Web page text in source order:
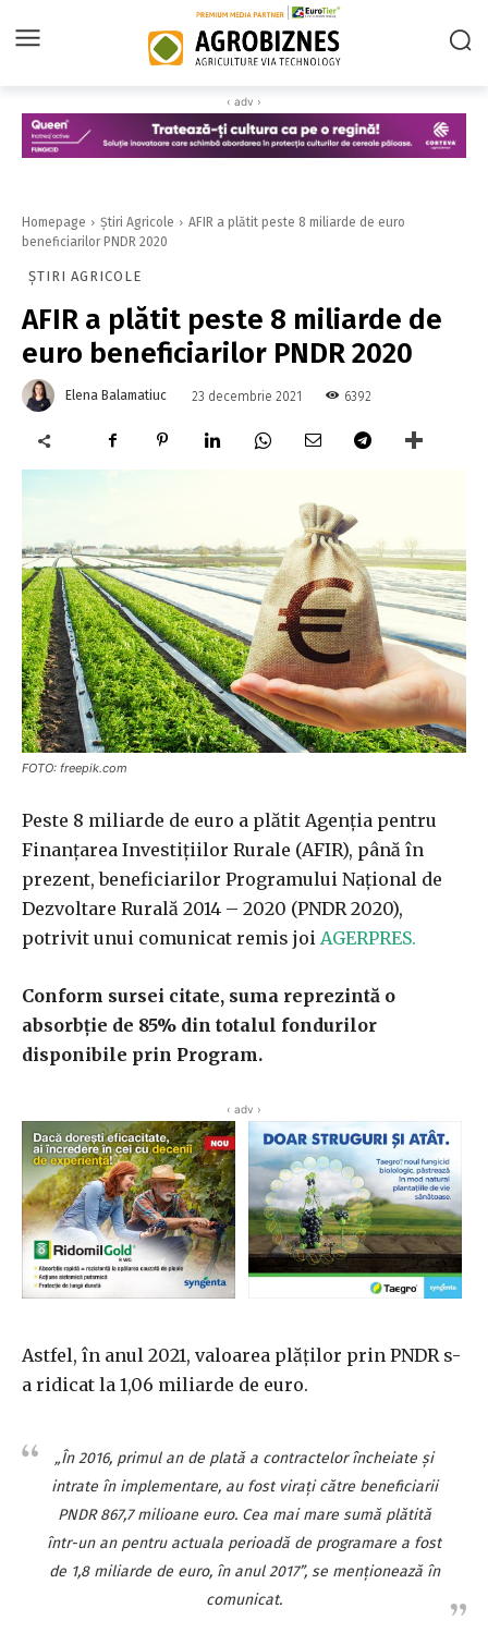
‹ adv ›
Homepage Știri Agricole
AFIR a plătit peste 8 miliarde de euro
beneficiarilor PNDR 2020
ȘTIRI AGRICOLE
AFIR a plătit peste 8 miliarde de
euro beneficiarilor PNDR 2020
Elena Balamatiuc 23 decembrie 2021 6392
FOTO: freepik.com
Peste 8 miliarde de euro a plătit Agenţia pentru
Finanţarea Investiţiilor Rurale (AFIR), până în
prezent, beneficiarilor Programului Naţional de
Dezvoltare Rurală 2014 – 2020 (PNDR 2020),
potrivit unui comunicat remis joi AGERPRES.
Conform sursei citate, suma reprezintă o
absorbţie de 85% din totalul fondurilor
disponibile prin Program.
‹ adv ›
Astfel, în anul 2021, valoarea plăţilor prin PNDR s-
a ridicat la 1,06 miliarde de euro.
„În 2016, primul an de plată a contractelor încheiate şi
intrate în implementare, au fost viraţi către beneficiarii
PNDR 867,7 milioane euro. Cea mai mare sumă plătită
într-un an pentru actuala perioadă de programare a fost
de 1,8 miliarde de euro, în anul 2017”, se menţionează în
comunicat.